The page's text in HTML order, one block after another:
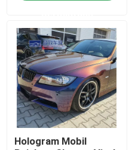
Hologram Mobil